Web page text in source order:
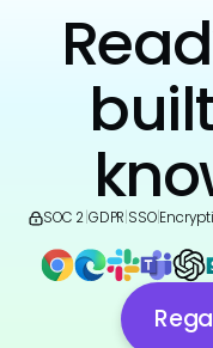
SOC 2 GDPR SSO|